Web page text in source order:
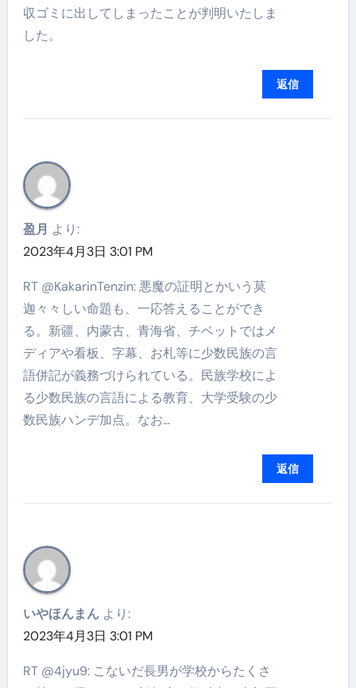
収ゴミに出してしまったことが判明いたしま
した。
返信
盈月 より:
2023年4月3日 3:01 PM
RT @KakarinTenzin: 悪魔の証明とかいう莫
迦々々しい命題も、一応答えることができ
る。新疆、内蒙古、青海省、チベットではメ
ディアや看板、字幕、お札等に少数民族の言
語併記が義務づけられている。民族学校によ
る少数民族の言語による教育、大学受験の少
数民族ハンデ加点。なお…
返信
いやほんまん より:
2023年4月3日 3:01 PM
RT @4jyu9: こないだ長男が学校からたくさ